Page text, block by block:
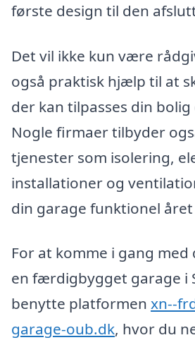
første design til den
Det vil ikke kun være
også praktisk hjælp til at
der kan tilpasses din
Nogle firmaer tilbyder
tjenester som isolering,
installationer og
din garage funktionel
For at komme i gang
en færdigbygget garage i
benytte platformen xn--
garage-oub.dk, hvor du